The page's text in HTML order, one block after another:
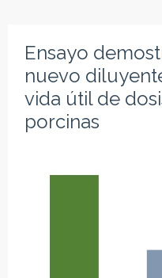
Ensayo
nuevo
vida útil de
porcinas